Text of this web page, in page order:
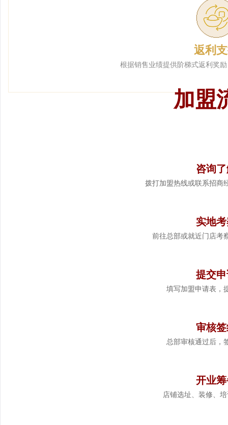
返利
根据销售业绩提供阶梯式返利奖
加盟
咨询
拨打加盟热线或联系招商
实地
前往总部或就近门店考
提交
填写加盟申请表，
审核
总部审核通过后，
开业
店铺选址、装修、